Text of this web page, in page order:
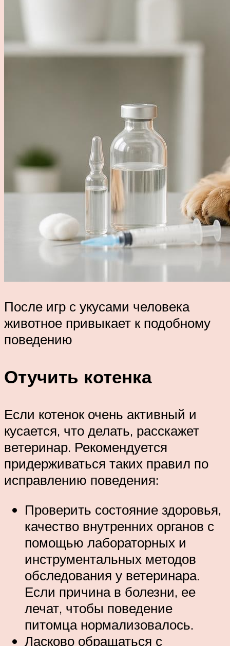
После игр с укусами человека
животное привыкает к подобному
поведению
Отучить котенка
Если котенок очень активный и
кусается, что делать, расскажет
ветеринар. Рекомендуется
придерживаться таких правил по
исправлению поведения:
Проверить состояние здоровья,
качество внутренних органов с
помощью лабораторных и
инструментальных методов
обследования у ветеринара.
Если причина в болезни, ее
лечат, чтобы поведение
питомца нормализовалось.
Ласково обращаться с